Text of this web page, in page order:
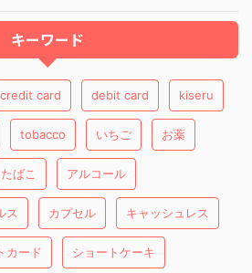
キーワード
credit card debit card kiseru
tobacco いちご お薬
たばこ アルコール
ス カプセル キャッシュレス
カード ショートケーキ